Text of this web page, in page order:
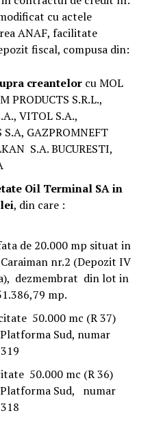
cu actele
ANAF, facilitate
fiscal, compusa din:
creantelorcu MOL
PRODUCTS S.R.L.,
VITOL S.A.,
S.A, GAZPROMNEFT
S.A. BUCURESTI,
Oil Terminal SA in
, din care :
de 20.000 mp situat in
nr.2 (Depozit IV
dezmembrat din lot in
mp.
50.000 mc (R 37)
Sud, numar
50.000 mc (R 36)
Sud, numar